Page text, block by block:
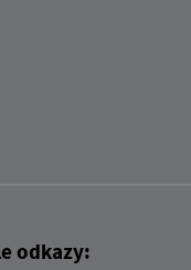
odkazy: